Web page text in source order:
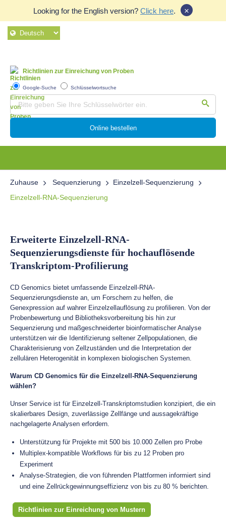
Looking for the English version? Click here. ×
Richtlinien zur Einreichung von Proben
Google-Suche Schlüsselwortsuche
Online bestellen
Zuhause Sequenzierung
Einzelzell-Sequenzierung
Einzelzell-RNA-Sequenzierung
Erweiterte Einzelzell-RNA-
Sequenzierungsdienste für hochauflösende
Transkriptom-Profilierung
CD Genomics bietet umfassende Einzelzell-RNA-
Sequenzierungsdienste an, um Forschern zu helfen, die
Genexpression auf wahrer Einzelzellauflösung zu profilieren. Von der
Probenbewertung und Bibliotheksvorbereitung bis hin zur
Sequenzierung und maßgeschneiderter bioinformatischer Analyse
unterstützen wir die Identifizierung seltener Zellpopulationen, die
Charakterisierung von Zellzuständen und die Interpretation der
zellulären Heterogenität in komplexen biologischen Systemen.
Warum CD Genomics für die Einzelzell-RNA-Sequenzierung
wählen?
Unser Service ist für Einzelzell-Transkriptomstudien konzipiert, die ein
skalierbares Design, zuverlässige Zellfänge und aussagekräftige
nachgelagerte Analysen erfordern.
Unterstützung für Projekte mit 500 bis 10.000 Zellen pro Probe
Multiplex-kompatible Workflows für bis zu 12 Proben pro
Experiment
Analyse-Strategien, die von führenden Plattformen informiert sind
und eine Zellrückgewinnungseffizienz von bis zu 80 % berichten.
Richtlinien zur Einreichung von Mustern